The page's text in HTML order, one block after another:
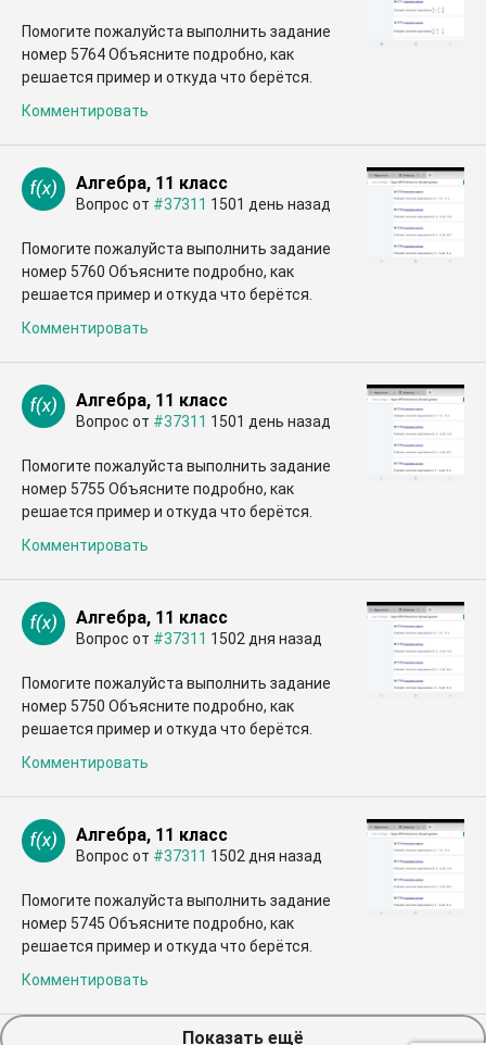
Помогите пожалуйста выполнить задание
номер 5764 Объясните подробно, как
решается пример и откуда что берётся.
Комментировать
Алгебра, 11 класс
Вопрос от #37311 1501 день назад
Помогите пожалуйста выполнить задание
номер 5760 Объясните подробно, как
решается пример и откуда что берётся.
Комментировать
Алгебра, 11 класс
Вопрос от #37311 1501 день назад
Помогите пожалуйста выполнить задание
номер 5755 Объясните подробно, как
решается пример и откуда что берётся.
Комментировать
Алгебра, 11 класс
Вопрос от #37311 1502 дня назад
Помогите пожалуйста выполнить задание
номер 5750 Объясните подробно, как
решается пример и откуда что берётся.
Комментировать
Алгебра, 11 класс
Вопрос от #37311 1502 дня назад
Помогите пожалуйста выполнить задание
номер 5745 Объясните подробно, как
решается пример и откуда что берётся.
Комментировать
Показать ещё